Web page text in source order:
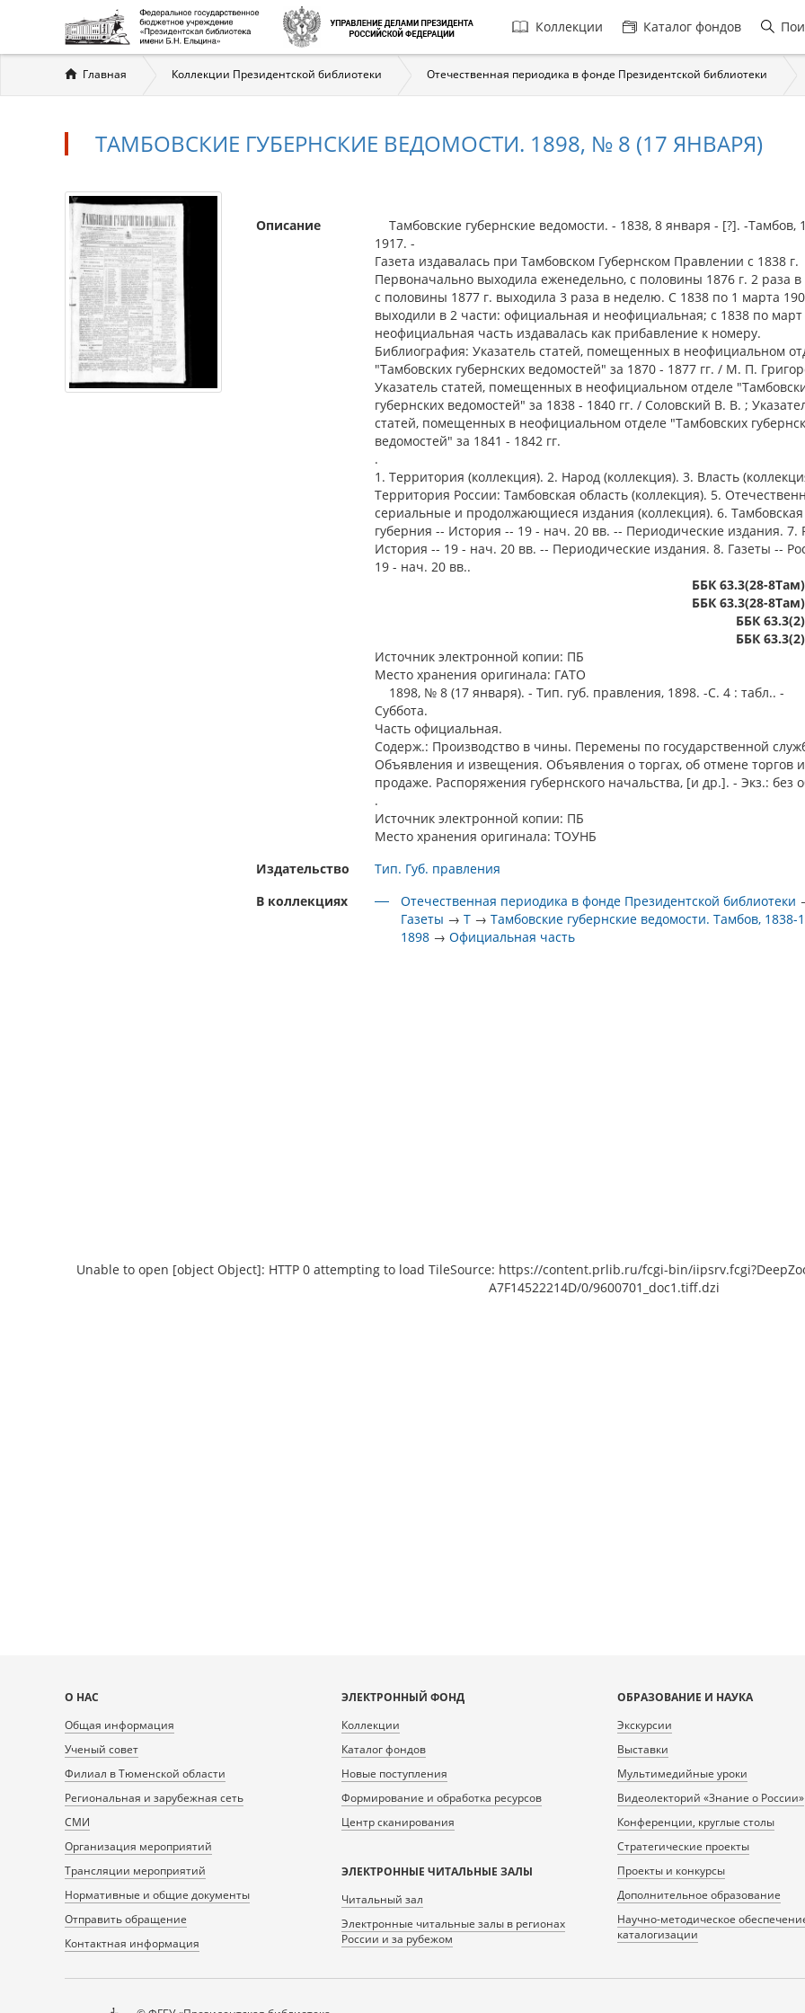
Главная
навигация
Коллекции Каталог фондов
Вы
здесь
Главная Коллекции Президентской библиотеки Отечественная периодика в фонде Президентской библиотеки
ТАМБОВСКИЕ ГУБЕРНСКИЕ ВЕДОМОСТИ. 1898, № 8 (17 ЯНВАРЯ)
Описание
Тамбовские губернские ведомости. - 1838, 8 января - [?]. -Тамбов,
1917. -
Газета издавалась при Тамбовском Губернском Правлении с 1838 г.
Первоначально выходила еженедельно, с половины 1876 г. 2 раза
с половины 1877 г. выходила 3 раза в неделю. С 1838 по 1 марта
выходили в 2 части: официальная и неофициальная; с 1838 по март
неофициальная часть издавалась как прибавление к номеру.
Библиография: Указатель статей, помещенных в неофициальном
"Тамбовских губернских ведомостей" за 1870 - 1877 гг. / М. П.
Указатель статей, помещенных в неофициальном отделе
губернских ведомостей" за 1838 - 1840 гг. / Соловский В. В. ;
статей, помещенных в неофициальном отделе "Тамбовских
ведомостей" за 1841 - 1842 гг.
.
1. Территория (коллекция). 2. Народ (коллекция). 3. Власть
Территория России: Тамбовская область (коллекция). 5.
сериальные и продолжающиеся издания (коллекция). 6. Тамбовская
губерния -- История -- 19 - нач. 20 вв. -- Периодические издания. 7.
История -- 19 - нач. 20 вв. -- Периодические издания. 8. Газеты --
19 - нач. 20 вв..
ББК 63.3(28-
ББК 63.3(28-
ББК
ББК
Источник электронной копии: ПБ
Место хранения оригинала: ГАТО
1898, № 8 (17 января). - Тип. губ. правления, 1898. -С. 4 : табл.. -
Суббота.
Часть официальная.
Содерж.: Производство в чины. Перемены по государственной
Объявления и извещения. Объявления о торгах, об отмене торгов и
продаже. Распоряжения губернского начальства, [и др.]. - Экз.: без
.
Источник электронной копии: ПБ
Место хранения оригинала: ТОУНБ
Издательство
Тип. Губ. правления
В коллекциях
Отечественная периодика в фонде Президентской библиотеки
Газеты →Т →Тамбовские губернские ведомости. Тамбов, 1838-
1898 →Официальная часть
Unable to open [object Object]: HTTP 0 attempting to load TileSource: https://content.prlib.ru/fcgi-bin/
A7F14522214D/0/9600701_doc1.tiff.dzi
Карта
сайта
О НАС
Общая информация
Ученый совет
Филиал в Тюменской области
Региональная и зарубежная сеть
СМИ
Организация мероприятий
Трансляции мероприятий
Нормативные и общие документы
Отправить обращение
Контактная информация
ЭЛЕКТРОННЫЙ ФОНД
Коллекции
Каталог фондов
Новые поступления
Формирование и обработка ресурсов
Центр сканирования
ЭЛЕКТРОННЫЕ ЧИТАЛЬНЫЕ ЗАЛЫ
Читальный зал
Электронные читальные залы в регионах
России и за рубежом
ОБРАЗОВАНИЕ И НАУКА
Экскурсии
Выставки
Мультимедийные уроки
Видеолекторий «Знание о России»
Конференции, круглые столы
Стратегические проекты
Проекты и конкурсы
Дополнительное образование
Научно-методическое
каталогизации